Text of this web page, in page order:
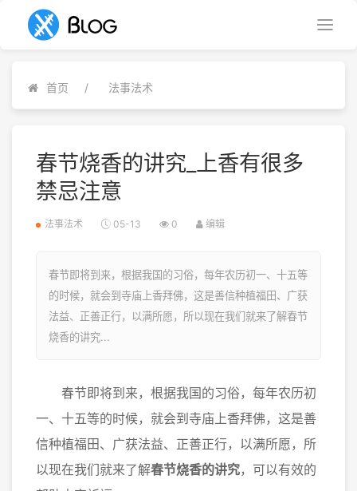
首页 法事法术
春节烧香的讲究_上香有很多
禁忌注意
法事法术 05-13 0 编辑
春节即将到来，根据我国的习俗，每年农历初一、十五等
的时候，就会到寺庙上香拜佛，这是善信种植福田、广获
法益、正善正行，以满所愿，所以现在我们就来了解春节
烧香的讲究...
春节即将到来，根据我国的习俗，每年农历初
一、十五等的时候，就会到寺庙上香拜佛，这是善
信种植福田、广获法益、正善正行，以满所愿，所
以现在我们就来了解春节烧香的讲究，可以有效的